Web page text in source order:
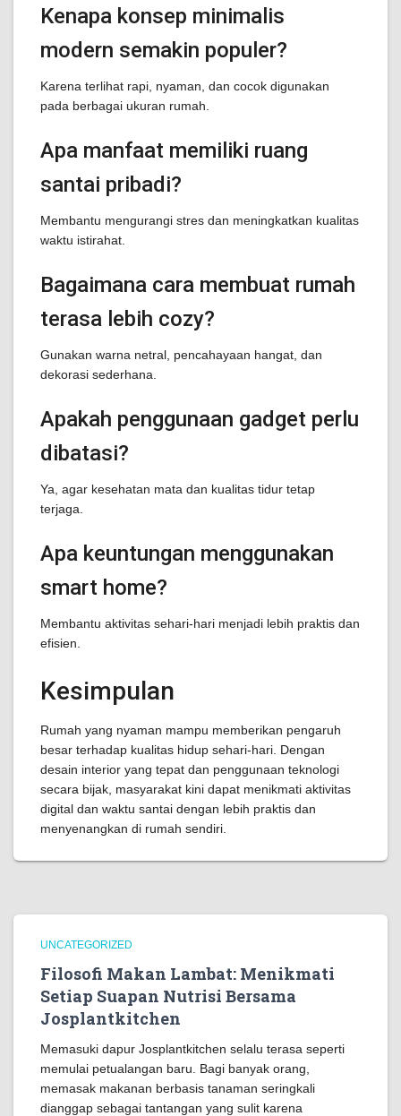
Kenapa konsep minimalis
modern semakin populer?
Karena terlihat rapi, nyaman, dan cocok digunakan
pada berbagai ukuran rumah.
Apa manfaat memiliki ruang
santai pribadi?
Membantu mengurangi stres dan meningkatkan kualitas
waktu istirahat.
Bagaimana cara membuat rumah
terasa lebih cozy?
Gunakan warna netral, pencahayaan hangat, dan
dekorasi sederhana.
Apakah penggunaan gadget perlu
dibatasi?
Ya, agar kesehatan mata dan kualitas tidur tetap
terjaga.
Apa keuntungan menggunakan
smart home?
Membantu aktivitas sehari-hari menjadi lebih praktis dan
efisien.
Kesimpulan
Rumah yang nyaman mampu memberikan pengaruh
besar terhadap kualitas hidup sehari-hari. Dengan
desain interior yang tepat dan penggunaan teknologi
secara bijak, masyarakat kini dapat menikmati aktivitas
digital dan waktu santai dengan lebih praktis dan
menyenangkan di rumah sendiri.
UNCATEGORIZED
Filosofi Makan Lambat: Menikmati
Setiap Suapan Nutrisi Bersama
Josplantkitchen
Memasuki dapur Josplantkitchen selalu terasa seperti
memulai petualangan baru. Bagi banyak orang,
memasak makanan berbasis tanaman seringkali
dianggap sebagai tantangan yang sulit karena